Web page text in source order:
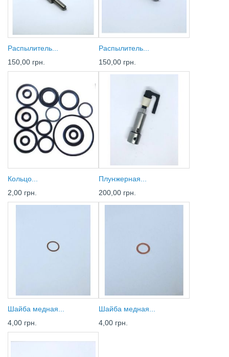
Распылитель...
150,00 грн.
Распылитель...
150,00 грн.
Кольцо...
2,00 грн.
Плунжерная...
200,00 грн.
Шайба медная...
4,00 грн.
Шайба медная...
4,00 грн.